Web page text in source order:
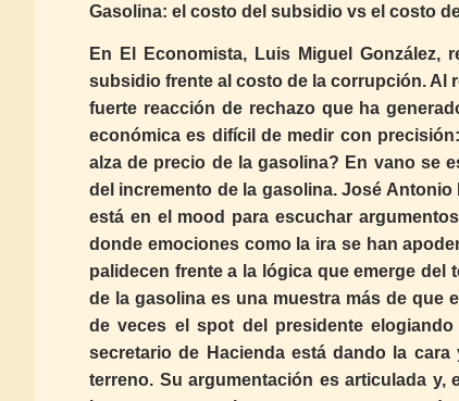
Gasolina: el costo del subsidio vs el costo
En El Economista, Luis Miguel
subsidio frente al costo de la corrupción. Al
fuerte reacción de rechazo que ha
económica es difícil de medir con
alza de precio de la gasolina? En vano se
del incremento de la gasolina. José
está en el mood para escuchar
donde emociones como la ira se han
palidecen frente a la lógica que emerge del
de la gasolina es una muestra más de que
de veces el spot del presidente
secretario de Hacienda está dando la
terreno. Su argumentación es articulada